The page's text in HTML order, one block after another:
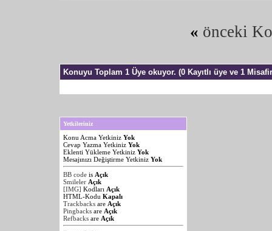
« önceki
Konuyu Toplam 1 Üye okuyor. (0 Kayıtlı üye ve 1
Yetkileriniz
Konu Acma Yetkiniz Yok
Cevap Yazma Yetkiniz Yok
Eklenti Yükleme Yetkiniz Yok
Mesajınızı Değiştirme Yetkiniz Yok
BB code is Açık
Smileler Açık
[IMG] Kodları Açık
HTML-Kodu Kapalı
Trackbacks are Açık
Pingbacks are Açık
Refbacks are Açık